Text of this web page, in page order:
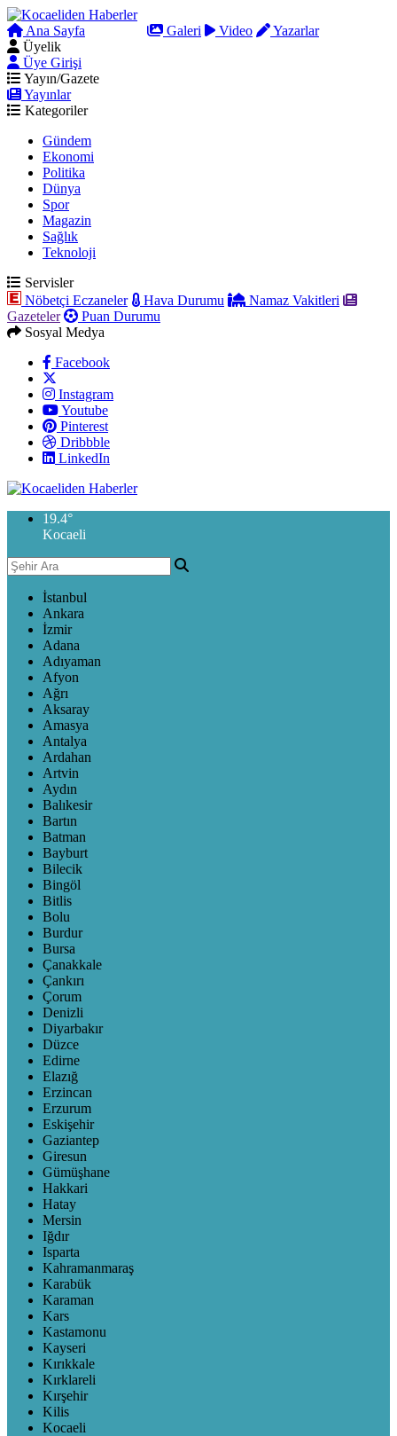
Ana Sayfa Galeri Video
Yazarlar
Üyelik
Üye Girişi
Yayın/Gazete
Yayınlar
Kategoriler
Gündem
Ekonomi
Politika
Dünya
Spor
Magazin
Sağlık
Teknoloji
Servisler
Nöbetçi Eczaneler
Hava Durumu
Namaz Vakitleri
Gazeteler
Puan Durumu
Sosyal Medya
Facebook
Instagram
Youtube
Pinterest
Dribbble
LinkedIn
19.4°
Kocaeli
İstanbul
Ankara
İzmir
Adana
Adıyaman
Afyon
Ağrı
Aksaray
Amasya
Antalya
Ardahan
Artvin
Aydın
Balıkesir
Bartın
Batman
Bayburt
Bilecik
Bingöl
Bitlis
Bolu
Burdur
Bursa
Çanakkale
Çankırı
Çorum
Denizli
Diyarbakır
Düzce
Edirne
Elazığ
Erzincan
Erzurum
Eskişehir
Gaziantep
Giresun
Gümüşhane
Hakkari
Hatay
Mersin
Iğdır
Isparta
Kahramanmaraş
Karabük
Karaman
Kars
Kastamonu
Kayseri
Kırıkkale
Kırklareli
Kırşehir
Kilis
Kocaeli